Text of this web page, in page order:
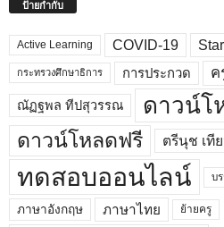
ป้ายกำกับ
Active Learning COVID-19
กระทรวงศึกษาธิการ การประกวด ค
ณัฏฐพล ทีปสุวรรณ ดาวน์โ
ดาวน์โหลดฟรี ตรีนุช เที
ทดสอบออนไลน์ บ
ภาษาอังกฤษ ภาษาไทย ย้ายครู